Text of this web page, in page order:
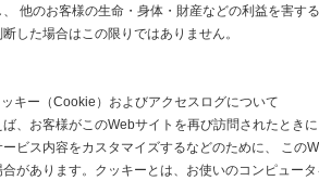
、 他のお客様の生命・身体・財産などの利益を害す
断した場合はこの限りではありません。
キー（Cookie）およびアクセスログについて
ば、お客様がこのWebサイトを再び訪問されたとき
ービス内容をカスタマイズするなどのために、 この
合があります。クッキーとは、お使いのコンピュー